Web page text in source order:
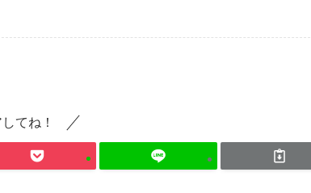
てね！